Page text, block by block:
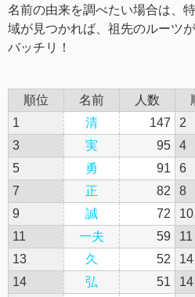
名前の由来を調べたい場合は、
域が見つかれば、祖先のルーツ
バッチリ！
順位 名前 人数
1
清 147 2
3
実 95 4
5
勇 91 6
7
正 82 8
9
誠 72 10
11
一夫 59 11
13
久 52 14
14
弘 51 14